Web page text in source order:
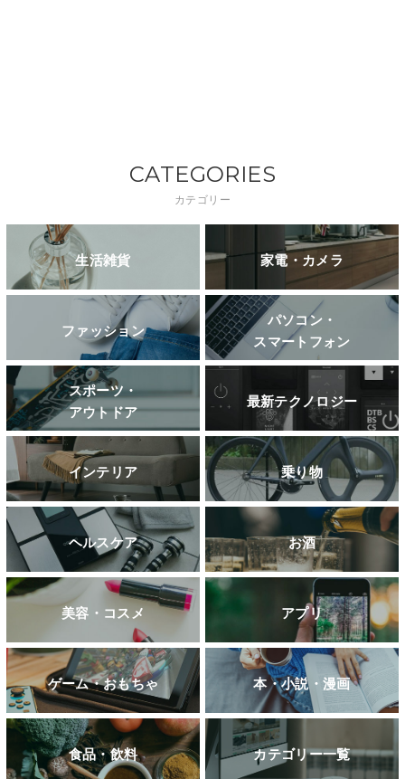
CATEGORIES
カテゴリー
生活雑貨 家電・カメラ
ファッション
パソコン・
スマートフォン
スポーツ・
アウトドア
最新テクノロジー
インテリア 乗り物
ヘルスケア お酒
美容・コスメ アプリ
ゲーム・おもちゃ 本・小説・漫画
食品・飲料 カテゴリー一覧